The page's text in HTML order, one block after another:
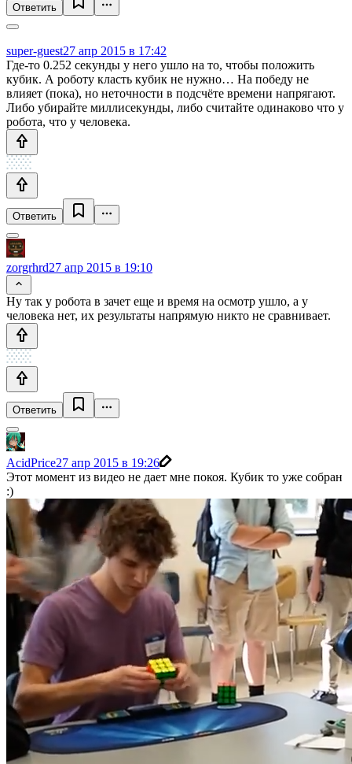
Ответить
super-guest27 апр 2015 в 17:42
Где-то 0.252 секунды у него ушло на то, чтобы положить
кубик. А роботу класть кубик не нужно… На победу не
влияет (пока), но неточности в подсчёте времени напрягают.
Либо убирайте миллисекунды, либо считайте одинаково что у
робота, что у человека.
Ответить
zorgrhrd27 апр 2015 в 19:10
Ну так у робота в зачет еще и время на осмотр ушло, а у
человека нет, их результаты напрямую никто не сравнивает.
Ответить
AcidPrice27 апр 2015 в 19:26
Этот момент из видео не дает мне покоя. Кубик то уже собран
:)